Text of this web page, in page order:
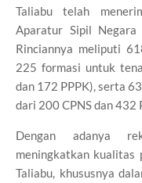
Taliabu telah
Aparatur Sipil
Rinciannya meliputi
225 formasi untuk
dan 172 PPPK), serta
dari 200 CPNS dan 432
Dengan adanya
meningkatkan kualitas
Taliabu, khususnya